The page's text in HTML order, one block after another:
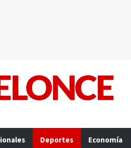
Deportes Economía